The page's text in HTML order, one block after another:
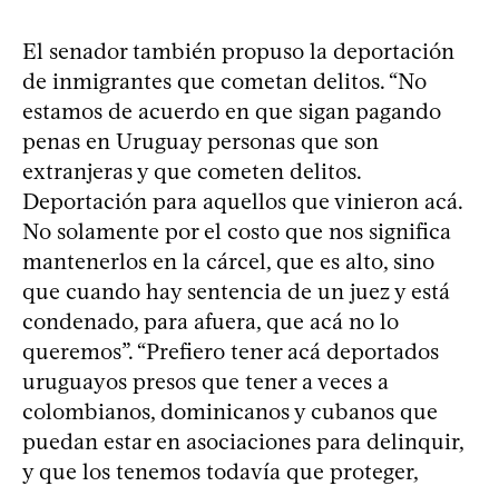
El senador también propuso la deportación
de inmigrantes que cometan delitos. “No
estamos de acuerdo en que sigan pagando
penas en Uruguay personas que son
extranjeras y que cometen delitos.
Deportación para aquellos que vinieron acá.
No solamente por el costo que nos significa
mantenerlos en la cárcel, que es alto, sino
que cuando hay sentencia de un juez y está
condenado, para afuera, que acá no lo
queremos”. “Prefiero tener acá deportados
uruguayos presos que tener a veces a
colombianos, dominicanos y cubanos que
puedan estar en asociaciones para delinquir,
y que los tenemos todavía que proteger,